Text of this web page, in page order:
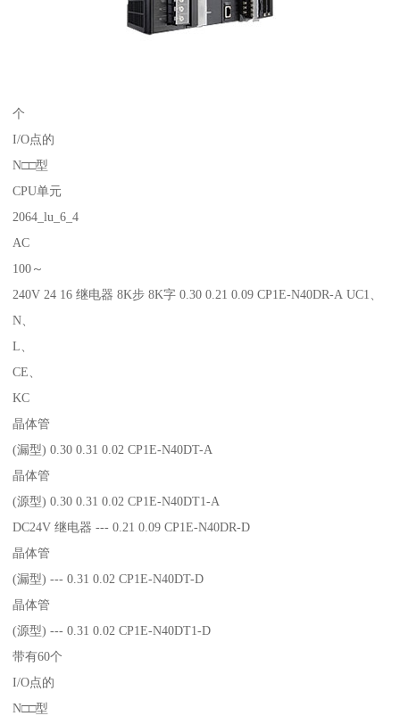
个
I/O点的
N□□型
CPU单元
2064_lu_6_4
AC
100～
240V 24 16 继电器 8K步 8K字 0.30 0.21 0.09 CP1E-N40DR-A UC1、
N、
L、
CE、
KC
晶体管
(漏型) 0.30 0.31 0.02 CP1E-N40DT-A
晶体管
(源型) 0.30 0.31 0.02 CP1E-N40DT1-A
DC24V 继电器 --- 0.21 0.09 CP1E-N40DR-D
晶体管
(漏型) --- 0.31 0.02 CP1E-N40DT-D
晶体管
(源型) --- 0.31 0.02 CP1E-N40DT1-D
带有60个
I/O点的
N□□型